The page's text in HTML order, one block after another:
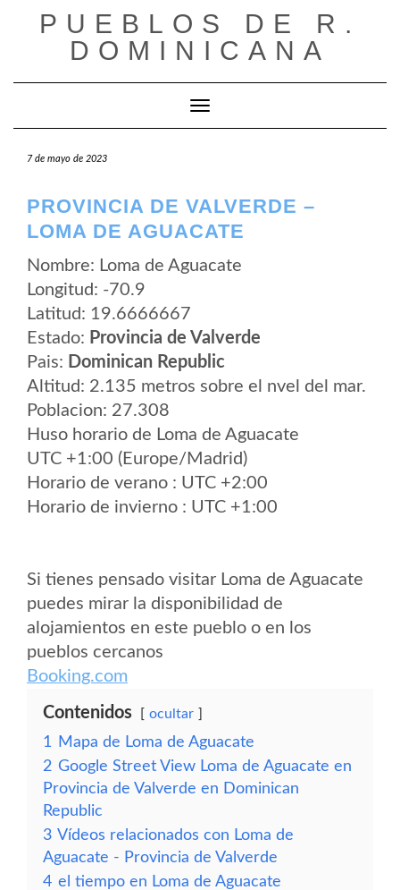
PUEBLOS DE R.
DOMINICANA
Cambiar modo de navegación
7 de mayo de 2023
PROVINCIA DE VALVERDE –
LOMA DE AGUACATE
Nombre: Loma de Aguacate
Longitud: -70.9
Latitud: 19.6666667
Estado: Provincia de Valverde
Pais: Dominican Republic
Altitud: 2.135 metros sobre el nvel del mar.
Poblacion: 27.308
Huso horario de Loma de Aguacate
UTC +1:00 (Europe/Madrid)
Horario de verano : UTC +2:00
Horario de invierno : UTC +1:00
Si tienes pensado visitar Loma de Aguacate
puedes mirar la disponibilidad de
alojamientos en este pueblo o en los
pueblos cercanos
Booking.com
Contenidos ocultar
1
Mapa de Loma de Aguacate
2 Google Street View Loma de Aguacate en
Provincia de Valverde en Dominican
Republic
3 Vídeos relacionados con Loma de
Aguacate - Provincia de Valverde
4 el tiempo en Loma de Aguacate